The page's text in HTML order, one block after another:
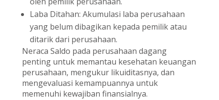
Laba Ditahan: Akumulasi laba perusahaan
yang belum dibagikan kepada pemilik atau
ditarik dari perusahaan.
Neraca Saldo pada perusahaan dagang
penting untuk memantau kesehatan keuangan
perusahaan, mengukur likuiditasnya, dan
mengevaluasi kemampuannya untuk
memenuhi kewajiban finansialnya.